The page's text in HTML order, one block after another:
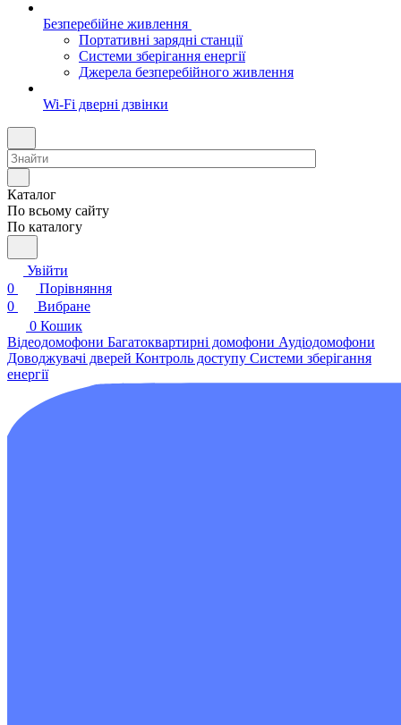
Безперебійне живлення
Портативні зарядні станції
Системи зберігання енергії
Джерела безперебійного живлення
Wi-Fi дверні дзвінки
Каталог
По всьому сайту
По каталогу
Увійти
0
Порівняння
0
Вибране
0 Кошик
Відеодомофони Багатоквартирні домофони Аудіодомофони
Доводжувачі дверей Контроль доступу Системи зберігання
енергії